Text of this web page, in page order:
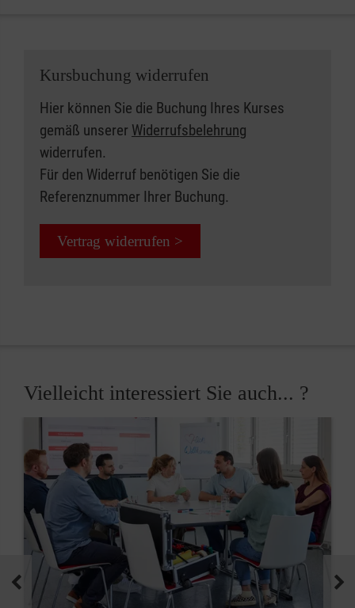
Kursbuchung widerrufen
Hier können Sie die Buchung Ihres Kurses
gemäß unserer Widerrufsbelehrung
widerrufen.
Für den Widerruf benötigen Sie die
Referenznummer Ihrer Buchung.
Vertrag widerrufen >
Vielleicht interessiert Sie auch... ?